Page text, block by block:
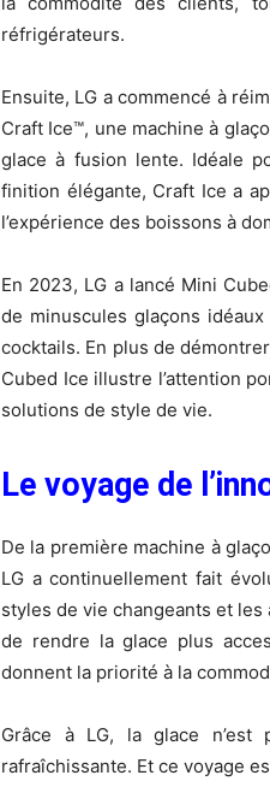
réfrigérateurs.
Ensuite, LG a commencé à
Craft Ice™, une machine à
glace à fusion lente. Idéale
finition élégante, Craft Ice a
l’expérience des boissons à
En 2023, LG a lancé Mini
de minuscules glaçons
cocktails. En plus de
Cubed Ice illustre l’attention
solutions de style de vie.
Le voyage de
De la première machine à
LG a continuellement fait
styles de vie changeants et
de rendre la glace plus
donnent la priorité à la
Grâce à LG, la glace
rafraîchissante. Et ce voyage